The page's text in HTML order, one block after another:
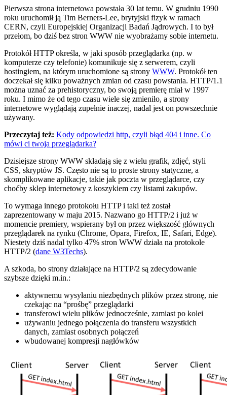
Pierwsza strona internetowa powstała 30 lat temu. W grudniu 1990
roku uruchomił ją Tim Berners-Lee, brytyjski fizyk w ramach
CERN, czyli Europejskiej Organizacji Badań Jądrowych. I to był
przełom, bo dziś bez stron WWW nie wyobrażamy sobie internetu.
Protokół HTTP określa, w jaki sposób przeglądarka (np. w
komputerze czy telefonie) komunikuje się z serwerem, czyli
hostingiem, na którym uruchomione są strony WWW. Protokół ten
doczekał się kilku poważnych zmian od czasu powstania. HTTP/1.1
można uznać za prehistoryczny, bo swoją premierę miał w 1997
roku. I mimo że od tego czasu wiele się zmieniło, a strony
internetowe wyglądają zupełnie inaczej, nadal jest on powszechnie
używany.
Przeczytaj też: Kody odpowiedzi http, czyli błąd 404 i inne. Co
mówi ci twoja przeglądarka?
Dzisiejsze strony WWW składają się z wielu grafik, zdjęć, styli
CSS, skryptów JS. Często nie są to proste strony statyczne, a
skomplikowane aplikacje, takie jak poczta w przeglądarce, czy
choćby sklep internetowy z koszykiem czy listami zakupów.
To wymaga innego protokołu HTTP i taki też został
zaprezentowany w maju 2015. Nazwano go HTTP/2 i już w
momencie premiery, wspierany był on przez większość głównych
przeglądarek na rynku (Chrome, Opara, Firefox, IE, Safari, Edge).
Niestety dziś nadal tylko 47% stron WWW działa na protokole
HTTP/2 (dane W3Techs).
A szkoda, bo strony działające na HTTP/2 są zdecydowanie
szybsze dzięki m.in.:
aktywnemu wysyłaniu niezbędnych plików przez stronę, nie
czekając na “prośbę” przeglądarki
transferowi wielu plików jednocześnie, zamiast po kolei
używaniu jednego połączenia do transferu wszystkich
danych, zamiast osobnych połączeń
wbudowanej kompresji nagłówków